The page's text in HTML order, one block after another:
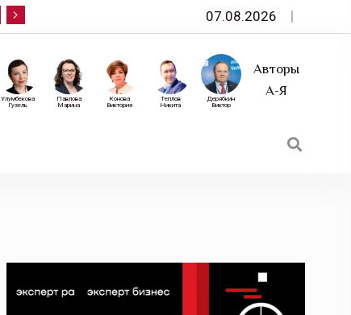
10 сентября — «Эксперт РА» приглашает на
07.08.2026
Авторы
А-Я
Дерябкин
Виктор
Теплов
Никита
Конова
Виктория
Павлова
Марина
Улумбекова
Гузель